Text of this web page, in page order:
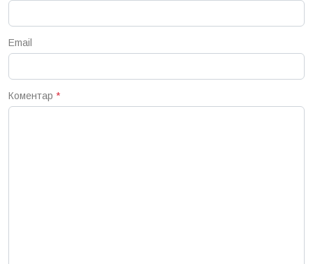
Email
Коментар *